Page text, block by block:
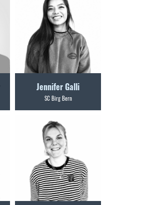
Jennifer Galli
SC Birg Bern